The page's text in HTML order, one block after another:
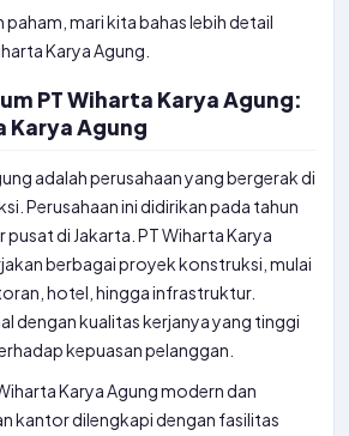
paham, mari kita bahas lebih detail
Karya Agung.
PT Wiharta Karya Agung:
Karya Agung
adalah perusahaan yang bergerak di
Perusahaan ini didirikan pada tahun
di Jakarta. PT Wiharta Karya
berbagai proyek konstruksi, mulai
hotel, hingga infrastruktur.
dengan kualitas kerjanya yang tinggi
kepuasan pelanggan.
Karya Agung modern dan
kantor dilengkapi dengan fasilitas